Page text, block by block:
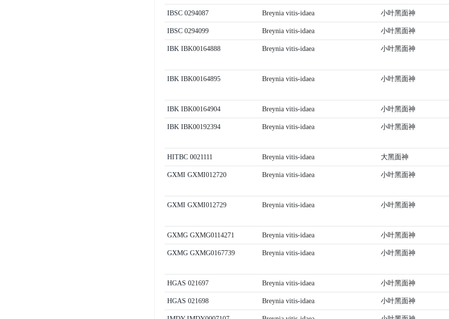
IBSC 0294087 Breynia vitis-idaea 小叶黑面神
IBSC 0294099 Breynia vitis-idaea 小叶黑面神
IBK IBK00164888 Breynia vitis-idaea 小叶黑面神
IBK IBK00164895 Breynia vitis-idaea 小叶黑面神
IBK IBK00164904 Breynia vitis-idaea 小叶黑面神
IBK IBK00192394 Breynia vitis-idaea 小叶黑面神
HITBC 0021111 Breynia vitis-idaea 大黑面神
GXMI GXMI012720 Breynia vitis-idaea 小叶黑面神
GXMI GXMI012729 Breynia vitis-idaea 小叶黑面神
GXMG GXMG0114271 Breynia vitis-idaea 小叶黑面神
GXMG GXMG0167739 Breynia vitis-idaea 小叶黑面神
HGAS 021697 Breynia vitis-idaea 小叶黑面神
HGAS 021698 Breynia vitis-idaea 小叶黑面神